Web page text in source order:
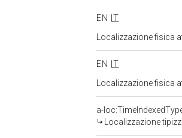
EN
IT
Localizzazione fisica
EN
IT
Localizzazione fisica
a-
Localizzazione